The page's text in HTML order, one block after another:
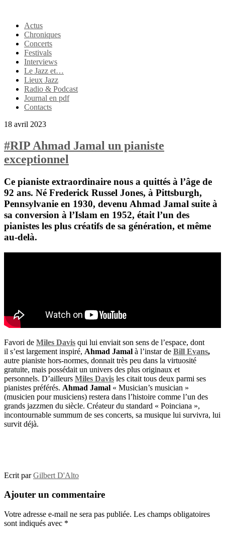
Actus
Chroniques
Concerts
Festivals
Interviews
Le Jazz et…
Lieux Jazz
Radio & Podcast
Journal en pdf
Contacts
18 avril 2023
#RIP Ahmad Jamal un pianiste
exceptionnel
Ce pianiste extraordinaire nous a quittés à l’âge de
92 ans. Né Frederick Russel Jones, à Pittsburgh,
Pennsylvanie en 1930, devenu Ahmad Jamal suite à
sa conversion à l’Islam en 1952, était l’un des
pianistes les plus créatifs de sa génération, et même
au-delà.
Favori de Miles Davis qui lui enviait son sens de l’espace, dont
il s’est largement inspiré, Ahmad Jamal à l’instar de Bill Evans,
autre pianiste hors-normes, donnait très peu dans la virtuosité
gratuite, mais possédait un univers des plus originaux et
personnels. D’ailleurs Miles Davis les citait tous deux parmi ses
pianistes préférés. Ahmad Jamal « Musician’s musician »
(musicien pour musiciens) restera dans l’histoire comme l’un des
grands jazzmen du siècle. Créateur du standard « Poinciana »,
incontournable summum de ses concerts, sa musique lui survivra, lui
survit déjà.
Ecrit parGilbert D'Alto
Ajouter un commentaire
Votre adresse e-mail ne sera pas publiée. Les champs obligatoires
sont indiqués avec *